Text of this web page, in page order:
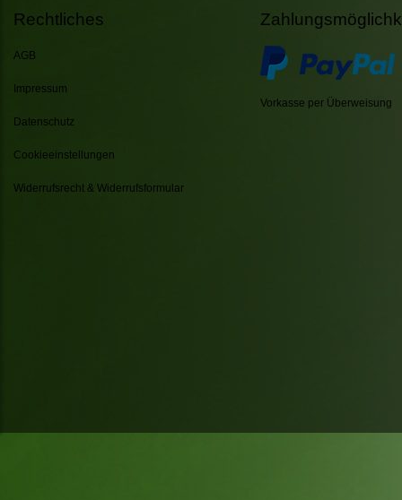
Rechtliches
AGB
Impressum
Datenschutz
Cookieeinstellungen
Widerrufsrecht & Widerrufsformular
Vorkasse per Überweisung